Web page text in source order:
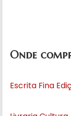
Onde
Escrita Fina